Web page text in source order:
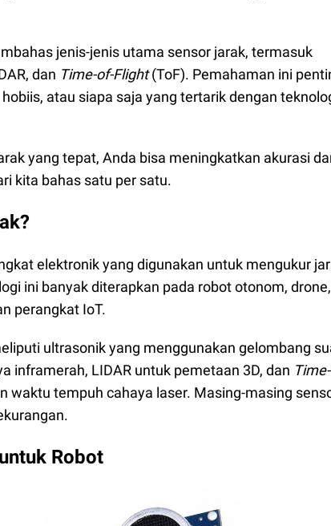
jenis-jenis utama sensor jarak, termasuk
dan Time-of-Flight(ToF). Pemahaman ini
atau siapa saja yang tertarik dengan
yang tepat, Anda bisa meningkatkan akurasi
kita bahas satu per satu.
elektronik yang digunakan untuk mengukur
ini banyak diterapkan pada robot otonom, drone,
perangkat IoT.
ultrasonik yang menggunakan gelombang
inframerah, LIDAR untuk pemetaan 3D, dan
waktu tempuh cahaya laser. Masing-masing
Robot